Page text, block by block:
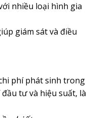
nhiều loại hình gia
giám sát và điều
phí phát sinh trong
tư và hiệu suất, là